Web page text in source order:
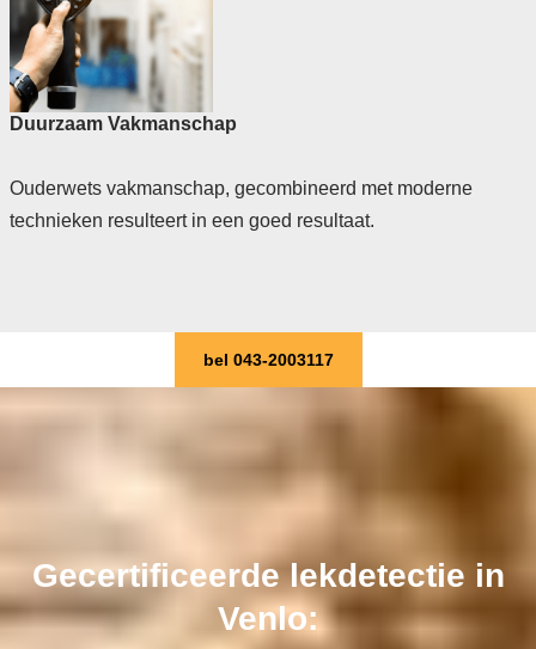
Duurzaam Vakmanschap
Ouderwets vakmanschap, gecombineerd met moderne
technieken resulteert in een goed resultaat.
bel 043-2003117
Gecertificeerde lekdetectie in
Venlo: